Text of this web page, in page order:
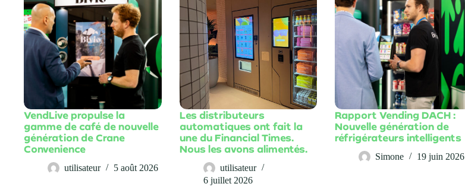
VendLive propulse la
gamme de café de nouvelle
génération de Crane
Convenience
utilisateur 5 août 2026
Les distributeurs
automatiques ont fait la
une du Financial Times.
Nous les avons alimentés.
utilisateur
6 juillet 2026
Rapport Vending DACH :
Nouvelle génération de
réfrigérateurs intelligents
Simone 19 juin 2026